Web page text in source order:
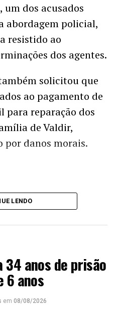
um dos acusados
abordagem policial,
resistido ao
dos agentes.
solicitou que
ao pagamento de
para reparação dos
de Valdir,
danos morais.
LENDO
34 anos de prisão
6 anos
em 08/08/2026